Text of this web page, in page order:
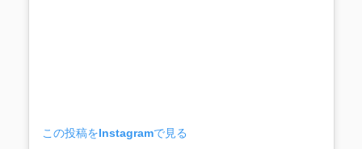
この投稿をInstagramで見る